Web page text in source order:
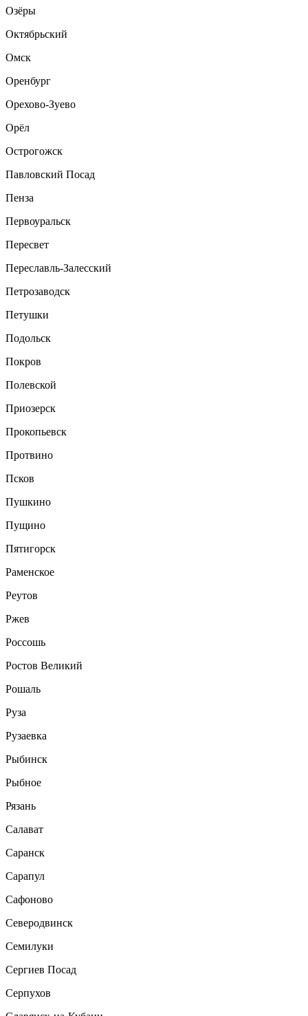
Озёры
Октябрьский
Омск
Оренбург
Орехово-Зуево
Орёл
Острогожск
Павловский Посад
Пенза
Первоуральск
Пересвет
Переславль-Залесский
Петрозаводск
Петушки
Подольск
Покров
Полевской
Приозерск
Прокопьевск
Протвино
Псков
Пушкино
Пущино
Пятигорск
Раменское
Реутов
Ржев
Россошь
Ростов Великий
Рошаль
Руза
Рузаевка
Рыбинск
Рыбное
Рязань
Салават
Саранск
Сарапул
Сафоново
Северодвинск
Семилуки
Сергиев Посад
Серпухов